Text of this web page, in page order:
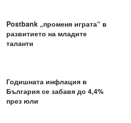
Postbank „променя играта“ в
развитието на младите
таланти
Годишната инфлация в
България се забавя до 4,4%
през юли